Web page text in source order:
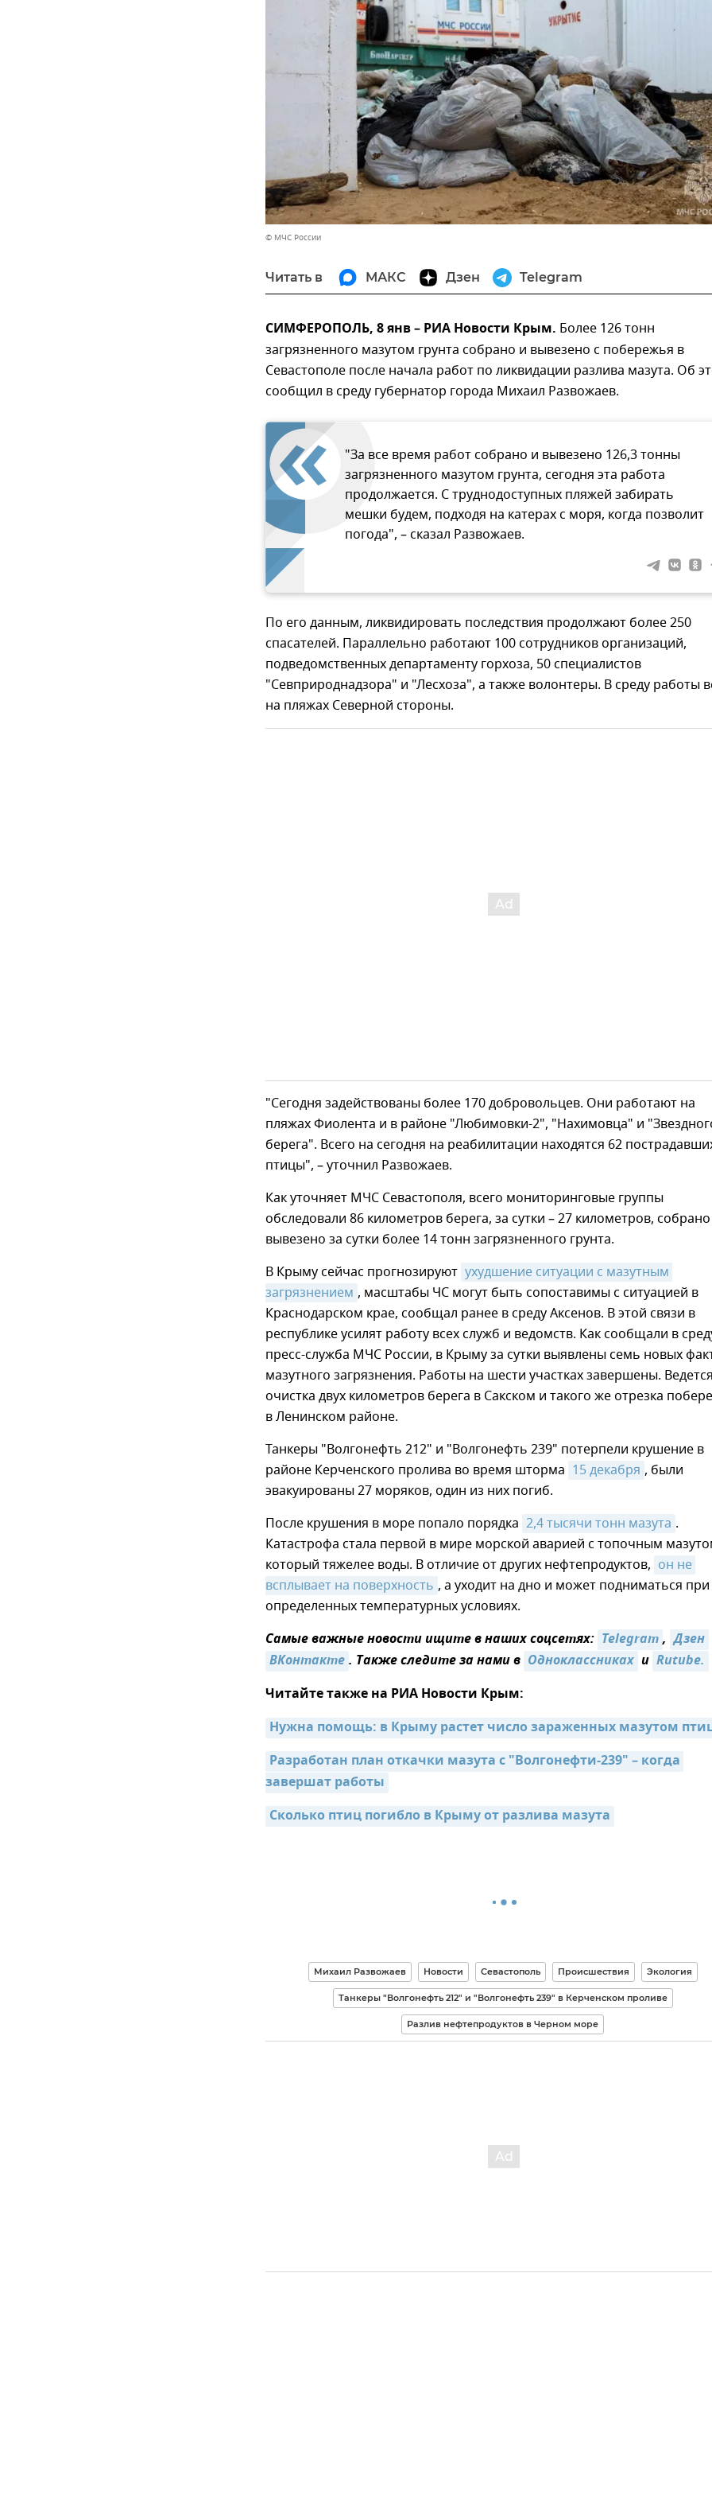
© МЧС России
Читать в МАКС Дзен Telegram
СИМФЕРОПОЛЬ, 8 янв – РИА Новости Крым. Более 126 тонн
загрязненного мазутом грунта собрано и вывезено с побережья в
Севастополе после начала работ по ликвидации разлива мазута. Об
сообщил в среду губернатор города Михаил Развожаев.
"За все время работ собрано и вывезено 126,3 тонны
загрязненного мазутом грунта, сегодня эта работа
продолжается. С труднодоступных пляжей забирать
мешки будем, подходя на катерах с моря, когда позволит
погода", – сказал Развожаев.
По его данным, ликвидировать последствия продолжают более 250
спасателей. Параллельно работают 100 сотрудников организаций,
подведомственных департаменту горхоза, 50 специалистов
"Севприроднадзора" и "Лесхоза", а также волонтеры. В среду работы
на пляжах Северной стороны.
"Сегодня задействованы более 170 добровольцев. Они работают на
пляжах Фиолента и в районе "Любимовки-2", "Нахимовца" и
берега". Всего на сегодня на реабилитации находятся 62
птицы", – уточнил Развожаев.
Как уточняет МЧС Севастополя, всего мониторинговые группы
обследовали 86 километров берега, за сутки – 27 километров,
вывезено за сутки более 14 тонн загрязненного грунта.
В Крыму сейчас прогнозируют ухудшение ситуации с мазутным
загрязнением , масштабы ЧС могут быть сопоставимы с ситуацией в
Краснодарском крае, сообщал ранее в среду Аксенов. В этой связи в
республике усилят работу всех служб и ведомств. Как сообщали в
пресс-служба МЧС России, в Крыму за сутки выявлены семь новых
мазутного загрязнения. Работы на шести участках завершены. Ведется
очистка двух километров берега в Сакском и такого же отрезка
в Ленинском районе.
Танкеры "Волгонефть 212" и "Волгонефть 239" потерпели крушение в
районе Керченского пролива во время шторма 15 декабря , были
эвакуированы 27 моряков, один из них погиб.
После крушения в море попало порядка 2,4 тысячи тонн мазута .
Катастрофа стала первой в мире морской аварией с топочным
который тяжелее воды. В отличие от других нефтепродуктов, он не
всплывает на поверхность , а уходит на дно и может подниматься при
определенных температурных условиях.
Самые важные новости ищите в наших соцсетях: Telegram, Дзен
ВКонтакте. Также следите за нами в Одноклассниках и Rutube.
Читайте также на РИА Новости Крым:
Нужна помощь: в Крыму растет число зараженных мазутом
Разработан план откачки мазута с "Волгонефти-239" – когда
завершат работы
Сколько птиц погибло в Крыму от разлива мазута
Михаил Развожаев Новости Севастополь Происшествия Экология
Танкеры "Волгонефть 212" и "Волгонефть 239" в Керченском проливе
Разлив нефтепродуктов в Черном море